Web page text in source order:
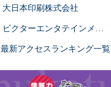
大日本印刷株式会社
ビクターエンタテインメント株式会社
最新アクセスランキング一覧